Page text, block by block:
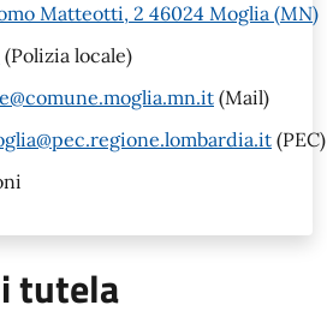
Matteotti, 2 46024 Moglia (MN)
(Polizia locale)
(Mail)
(PEC)
tutela